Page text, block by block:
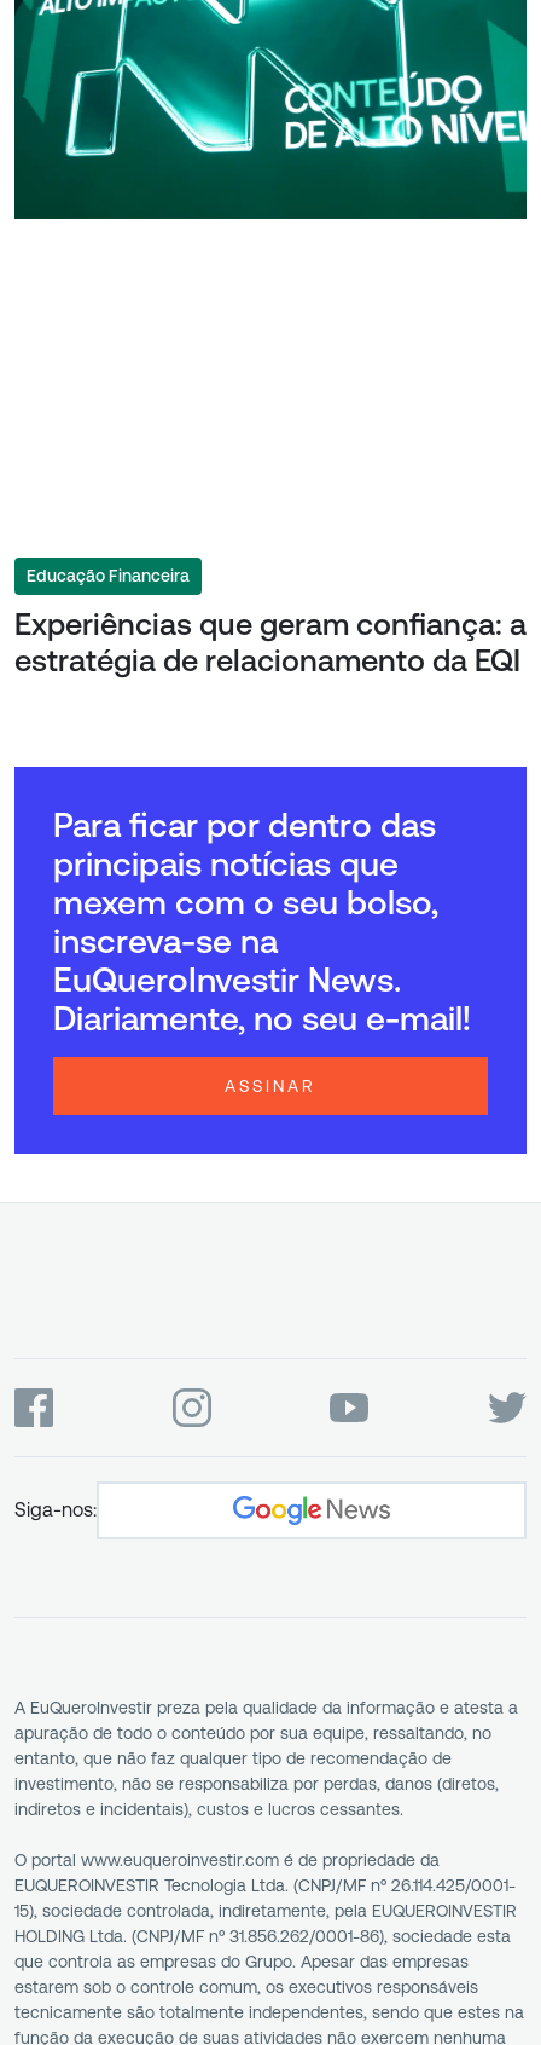
Educação Financeira
Experiências que geram confiança: a
estratégia de relacionamento da EQI
Para ficar por dentro das
principais notícias que
mexem com o seu bolso,
inscreva-se na
EuQueroInvestir News.
Diariamente, no seu e-mail!
ASSINAR
Siga-nos:
A EuQueroInvestir preza pela qualidade da informação e atesta a
apuração de todo o conteúdo por sua equipe, ressaltando, no
entanto, que não faz qualquer tipo de recomendação de
investimento, não se responsabiliza por perdas, danos (diretos,
indiretos e incidentais), custos e lucros cessantes.
O portal www.euqueroinvestir.com é de propriedade da
EUQUEROINVESTIR Tecnologia Ltda. (CNPJ/MF nº 26.114.425/0001-
15), sociedade controlada, indiretamente, pela EUQUEROINVESTIR
HOLDING Ltda. (CNPJ/MF nº 31.856.262/0001-86), sociedade esta
que controla as empresas do Grupo. Apesar das empresas
estarem sob o controle comum, os executivos responsáveis
tecnicamente são totalmente independentes, sendo que estes na
função da execução de suas atividades não exercem nenhuma